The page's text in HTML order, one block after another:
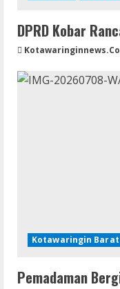
DPRD Kobar
Kotawaringin Barat
Pemadaman